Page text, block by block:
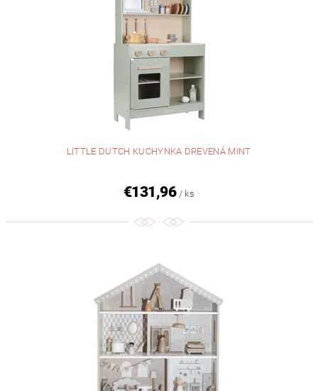
LITTLE DUTCH KUCHYNKA DREVENÁ MINT
€131,96 / ks